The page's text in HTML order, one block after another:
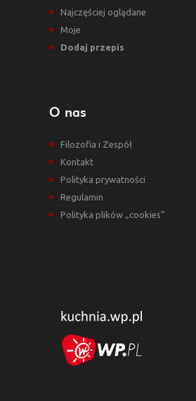
Najczęściej oglądane
Moje
Dodaj przepis
O nas
Filozofia i Zespół
Kontakt
Polityka prywatności
Regulamin
Polityka plików „cookies”